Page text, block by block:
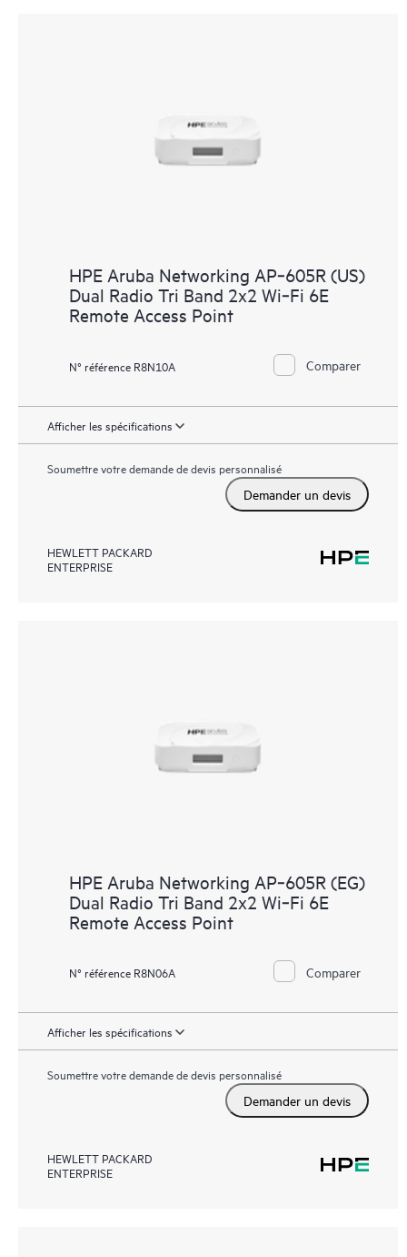
HPE Aruba Networking AP‑605R (US)
Dual Radio Tri Band 2x2 Wi‑Fi 6E
Remote Access Point
N° référence R8N10A Comparer
Afficher les spécifications
Soumettre votre demande de devis personnalisé
Demander un devis
HEWLETT PACKARD
ENTERPRISE
HPE Aruba Networking AP‑605R (EG)
Dual Radio Tri Band 2x2 Wi‑Fi 6E
Remote Access Point
N° référence R8N06A Comparer
Afficher les spécifications
Soumettre votre demande de devis personnalisé
Demander un devis
HEWLETT PACKARD
ENTERPRISE